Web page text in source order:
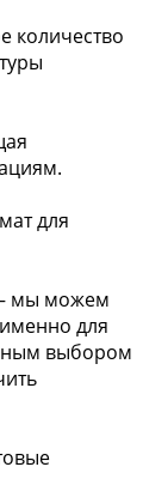
количество
для
мы можем
для
выбором